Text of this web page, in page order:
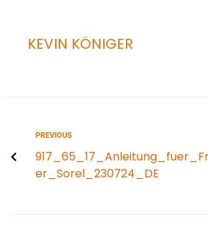
KEVIN KÖNIGER
PREVIOUS
er_Sorel_230724_DE